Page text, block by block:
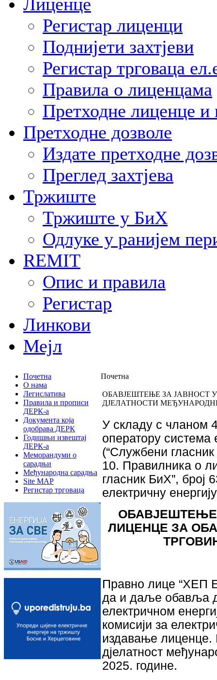
Регистар лиценци
Поднијети захтјеви
Регистар трговаца
Правила о лиценцама
Претходне лиценце и
Претходне дозволе
Издате претходне
Преглед захтјева
Тржиште
Тржиште у БиХ
Одлуке у ранијем
REMIT
Опис и правила
Регистар
Линкови
Мејл
Почетна
О нама
Легислатива
Правила и прописи
ДЕРК-а
Документа која
одобрава ДЕРК
Годишњи извештај
ДЕРК-а
Меморандуми о
сарадњи
Међународна сарадња
Site MAP
Регистар трговаца
Почетна
ОБАВЈЕШТЕЊЕ ЗА ЈАВНОСТ
ДЈЕЛАТНОСТИ
У складу с чланом
оператору система
(“Службени
10. Правилника о
гласник БиХ”, број
електричну
ОБАВЈЕШТЕЊЕ
ЛИЦЕНЦЕ ЗА
Правно лице “ХЕП
да и даље обавља
електричном
комисији за
издавање лиценце.
дјелатност
2025. године.